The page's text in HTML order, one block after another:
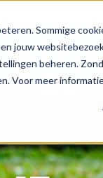
Sommige
jouw
beheren.
Voor meer